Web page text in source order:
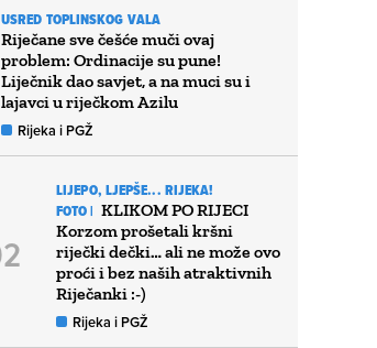
USRED TOPLINSKOG VALA
Riječane sve češće muči ovaj
problem: Ordinacije su pune!
Liječnik dao savjet, a na muci su i
lajavci u riječkom Azilu
Rijeka i PGŽ
LIJEPO, LJEPŠE... RIJEKA!
FOTO | KLIKOM PO RIJECI
Korzom prošetali kršni
riječki dečki… ali ne može ovo
proći i bez naših atraktivnih
Riječanki :-)
Rijeka i PGŽ